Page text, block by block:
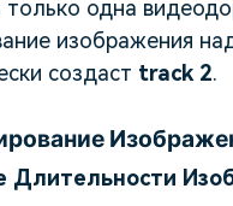
только одна
изображения
создаст track 2.
Длительности